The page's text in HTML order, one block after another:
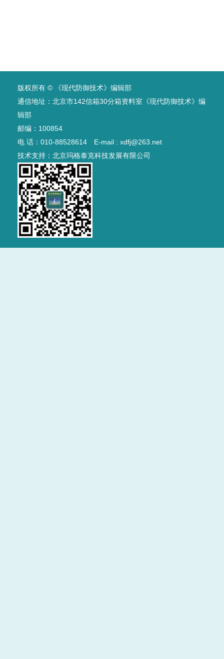
版权所有 © 《现代防御技术》编辑部
通信地址：北京市142信箱30分箱资料室《现代防御技术》编
辑部
邮编：100854
电 话：010-88528614 E-mail : xdfj@263.net
技术支持： 北京玛格泰克科技发展有限公司